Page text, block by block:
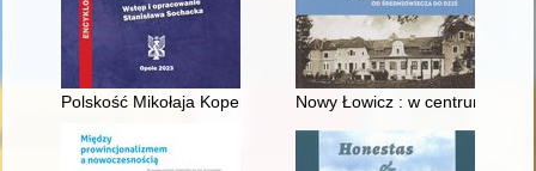
Polskość Mikołaja Kopernika z rodu ŚlązakaNowy Łowicz : w centrum